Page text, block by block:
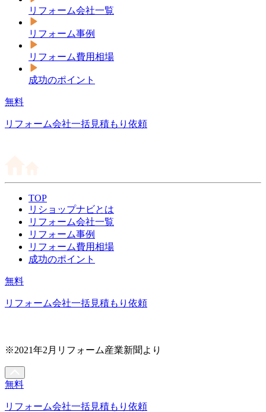
リフォーム会社一覧
リフォーム事例
リフォーム費用相場
成功のポイント
無料
リフォーム会社一括見積もり依頼
TOP
リショップナビとは
リフォーム会社一覧
リフォーム事例
リフォーム費用相場
成功のポイント
無料
リフォーム会社一括見積もり依頼
※2021年2月リフォーム産業新聞より
無料
リフォーム会社一括見積もり依頼